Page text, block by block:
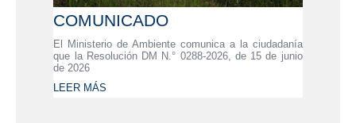
COMUNICADO
El Ministerio de Ambiente comunica a la ciudadanía
que la Resolución DM N.° 0288-2026, de 15 de junio
de 2026
LEER MÁS